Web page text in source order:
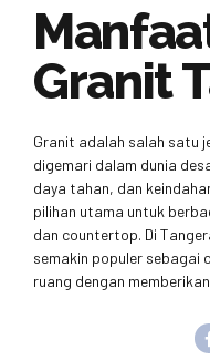
Granit
Granit adalah salah satu
digemari dalam dunia
daya tahan, dan
pilihan utama untuk
dan countertop. Di
semakin populer sebagai
ruang dengan